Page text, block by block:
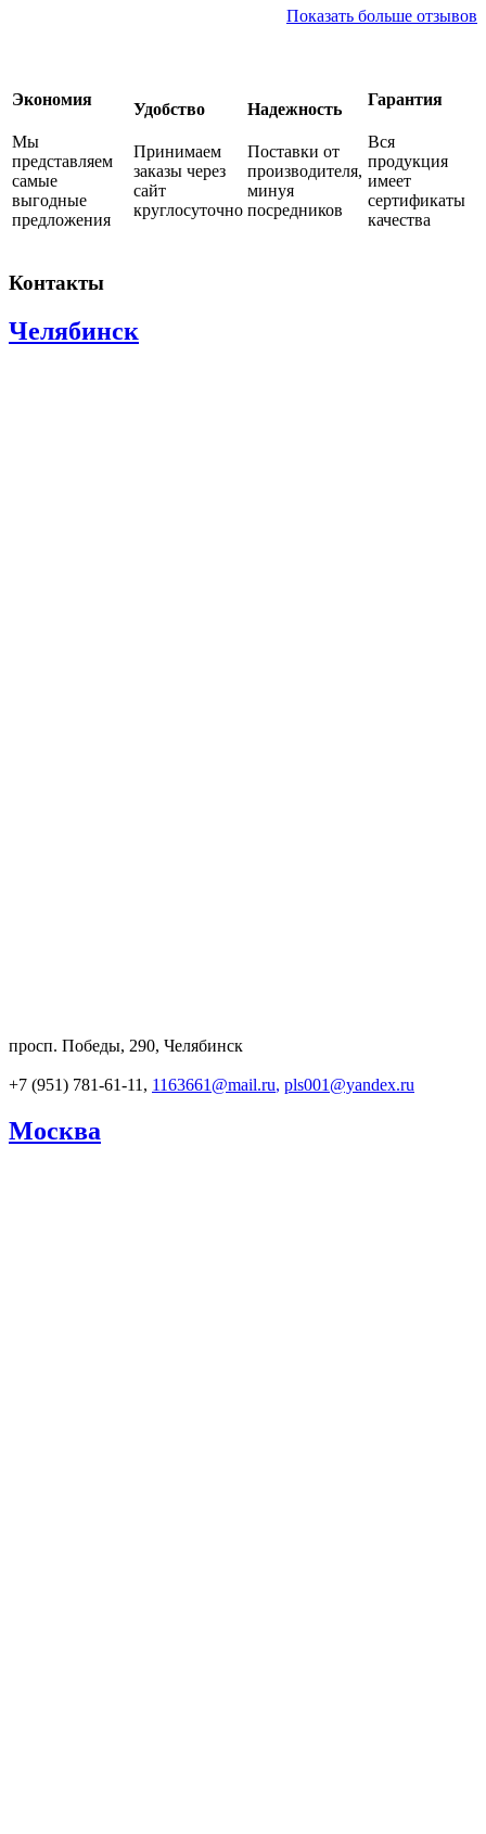
Показать больше отзывов
Экономия
Мы
представляем
самые
выгодные
предложения
Удобство
Принимаем
заказы через
сайт
круглосуточно
Надежность
Поставки от
производителя,
минуя
посредников
Гарантия
Вся
продукция
имеет
сертификаты
качества
Контакты
Челябинск
просп. Победы, 290, Челябинск
+7 (951) 781-61-11, 1163661@mail.ru, pls001@yandex.ru
Москва